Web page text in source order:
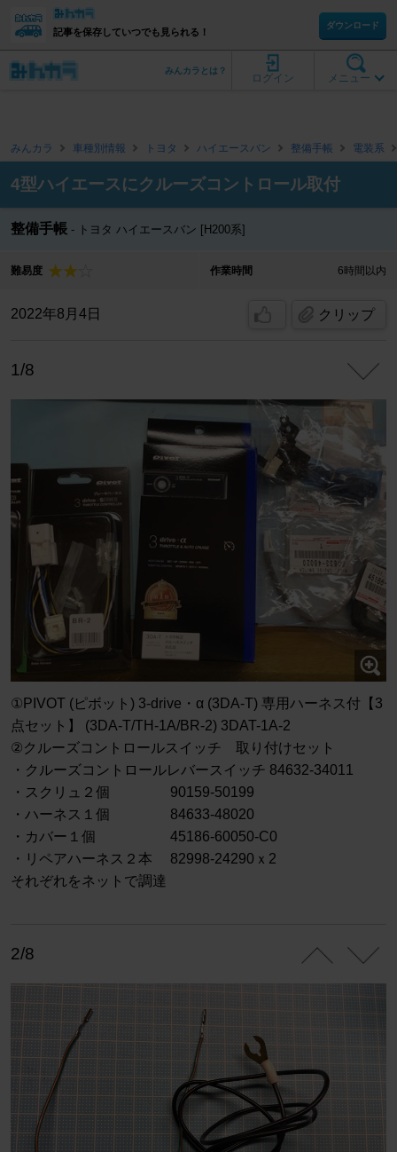
記事を保存していつでも見られる！
ダウンロード
メニュー
ログイン
みんカラとは？
みんカラ 車種別情報 トヨタ ハイエースバン 整備手帳 電装系
4型ハイエースにクルーズコントロール取付
整備手帳 トヨタ ハイエースバン [H200系]
難易度 作業時間 6時間以内
2022年8月4日 クリップ
1/8
①PIVOT (ピボット) 3-drive・α (3DA-T) 専用ハーネス付【3
点セット】 (3DA-T/TH-1A/BR-2) 3DAT-1A-2
②クルーズコントロールスイッチ 取り付けセット
・クルーズコントロールレバースイッチ 84632-34011
・スクリュ２個 90159-50199
・ハーネス１個 84633-48020
・カバー１個 45186-60050-C0
・リペアハーネス２本 82998-24290ｘ2
それぞれをネットで調達
2/8